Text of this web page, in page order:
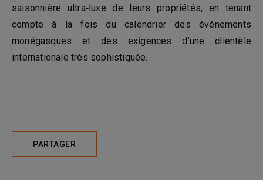
saisonnière ultra‑luxe de leurs propriétés, en tenant
compte à la fois du calendrier des événements
monégasques et des exigences d’une clientèle
internationale très sophistiquée.
PARTAGER